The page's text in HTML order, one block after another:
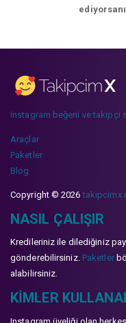
instagram beğeni ve takipçi
Araçlar
Paketler
Blog
Copyright © 2026
NASIL ÇALIŞIR
Kredileriniz ile dilediğiniz
gönderebilirsiniz. Paketler
alabilirsiniz.
KIMLER
Instagram üyeliği olan